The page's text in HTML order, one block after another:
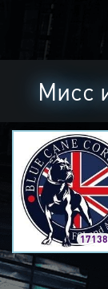
Мисс
17138